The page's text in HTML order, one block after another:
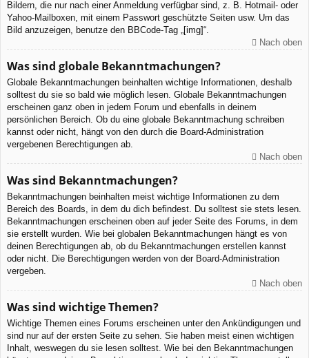
Bildern, die nur nach einer Anmeldung verfügbar sind, z. B. Hotmail- oder
Yahoo-Mailboxen, mit einem Passwort geschützte Seiten usw. Um das
Bild anzuzeigen, benutze den BBCode-Tag „[img]“.
Nach oben
Was sind globale Bekanntmachungen?
Globale Bekanntmachungen beinhalten wichtige Informationen, deshalb
solltest du sie so bald wie möglich lesen. Globale Bekanntmachungen
erscheinen ganz oben in jedem Forum und ebenfalls in deinem
persönlichen Bereich. Ob du eine globale Bekanntmachung schreiben
kannst oder nicht, hängt von den durch die Board-Administration
vergebenen Berechtigungen ab.
Nach oben
Was sind Bekanntmachungen?
Bekanntmachungen beinhalten meist wichtige Informationen zu dem
Bereich des Boards, in dem du dich befindest. Du solltest sie stets lesen.
Bekanntmachungen erscheinen oben auf jeder Seite des Forums, in dem
sie erstellt wurden. Wie bei globalen Bekanntmachungen hängt es von
deinen Berechtigungen ab, ob du Bekanntmachungen erstellen kannst
oder nicht. Die Berechtigungen werden von der Board-Administration
vergeben.
Nach oben
Was sind wichtige Themen?
Wichtige Themen eines Forums erscheinen unter den Ankündigungen und
sind nur auf der ersten Seite zu sehen. Sie haben meist einen wichtigen
Inhalt, weswegen du sie lesen solltest. Wie bei den Bekanntmachungen